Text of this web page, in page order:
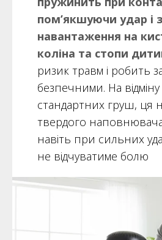
пом’якшуючи удар і
навантаження на
коліна та стопи
ризик травм і робить
безпечними. На відміну
стандартних груш, ця
твердого
навіть при сильних
не відчуватиме болю